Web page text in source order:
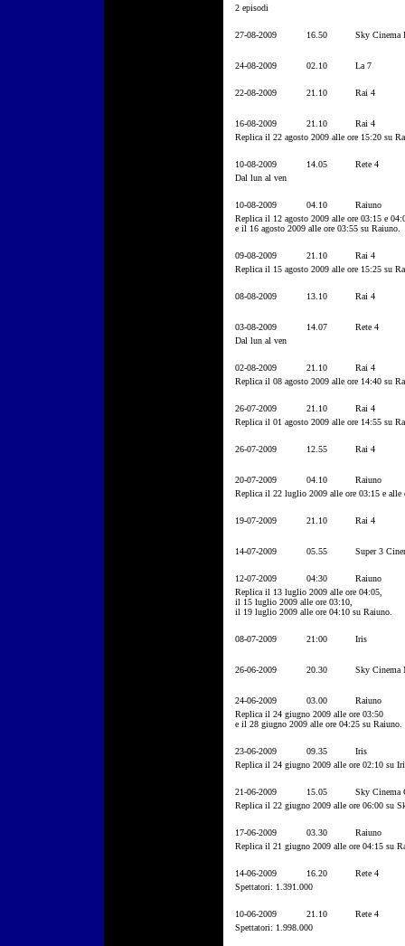
2 episodi
27-08-2009 16.50 Sky Cinema
24-08-2009 02.10 La 7
22-08-2009 21.10 Rai 4
16-08-2009 21.10
Rai 4
Replica il 22 agosto 2009 alle ore 15:20 su
10-08-2009 14.05
Rete 4
Dal lun al ven
10-08-2009 04.10
Raiuno
Replica il 12 agosto 2009 alle ore 03:15 e
e il 16 agosto 2009 alle ore 03:55 su Raiuno.
09-08-2009 21.10
Rai 4
Replica il 15 agosto 2009 alle ore 15:25 su
08-08-2009 13.10 Rai 4
03-08-2009 14.07
Rete 4
Dal lun al ven
02-08-2009 21.10
Rai 4
Replica il 08 agosto 2009 alle ore 14:40 su
26-07-2009 21.10
Rai 4
Replica il 01 agosto 2009 alle ore 14:55 su
26-07-2009 12.55 Rai 4
20-07-2009 04.10
Raiuno
Replica il 22 luglio 2009 alle ore 03:15 e
19-07-2009 21.10 Rai 4
14-07-2009 05.55 Super 3
12-07-2009 04:30
Raiuno
Replica il 13 luglio 2009 alle ore 04:05,
il 15 luglio 2009 alle ore 03:10,
il 19 luglio 2009 alle ore 04:10 su Raiuno.
08-07-2009 21:00 Iris
26-06-2009 20.30 Sky Cinema
24-06-2009 03.00
Raiuno
Replica il 24 giugno 2009 alle ore 03:50
e il 28 giugno 2009 alle ore 04:25 su Raiuno.
23-06-2009 09.35
Iris
Replica il 24 giugno 2009 alle ore 02:10 su
21-06-2009 15.05
Sky Cinema
Replica il 22 giugno 2009 alle ore 06:00 su
17-06-2009 03.30
Raiuno
Replica il 21 giugno 2009 alle ore 04:15 su
14-06-2009 16.20
Rete 4
Spettatori: 1.391.000
10-06-2009 21.10
Rete 4
Spettatori: 1.998.000